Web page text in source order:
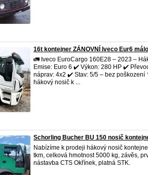
16t kontejner ZÁNOVNÍ Iveco Eur6
🚛 Iveco EuroCargo 160E28 – 2023 –
Emise: Euro 6 ✔️ Výkon: 280 HP ✔️
náprav: 4x2 ✔️ Stav: 5/5 – bez poškození
hákový nosič k ...
Schorling Bucher BU 150 nosič
Nabízíme k prodeji hákový nosič
tkm, celková hmotnost 5000 kg, závěs,
nástavba CTS Okřínek, platná STK.